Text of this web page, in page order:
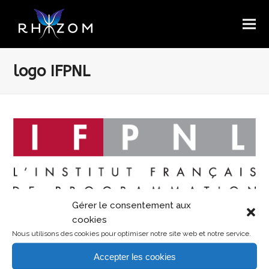
Gérer le consentement aux
cookies
Nous utilisons des cookies pour optimiser notre site web et notre service.
Accepter les cookies
logo IFPNL
Downloads:full (420x167)|medium (300x119)|